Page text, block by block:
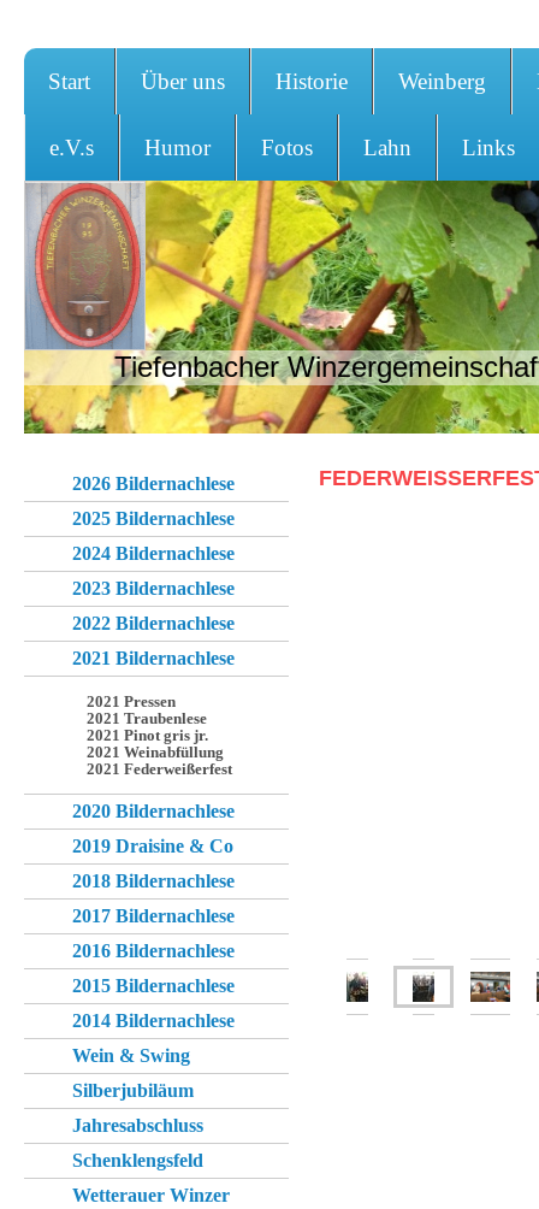
Start Über uns Historie Weinberg
e.V.s Humor Fotos Lahn Links
Tiefenbacher
2026 Bildernachlese
2025 Bildernachlese
2024 Bildernachlese
2023 Bildernachlese
2022 Bildernachlese
2021 Bildernachlese
2021 Pressen
2021 Traubenlese
2021 Pinot gris jr.
2021 Weinabfüllung
2021 Federweißerfest
2020 Bildernachlese
2019 Draisine & Co
2018 Bildernachlese
2017 Bildernachlese
2016 Bildernachlese
2015 Bildernachlese
2014 Bildernachlese
Wein & Swing
Silberjubiläum
Jahresabschluss
Schenklengsfeld
Wetterauer Winzer